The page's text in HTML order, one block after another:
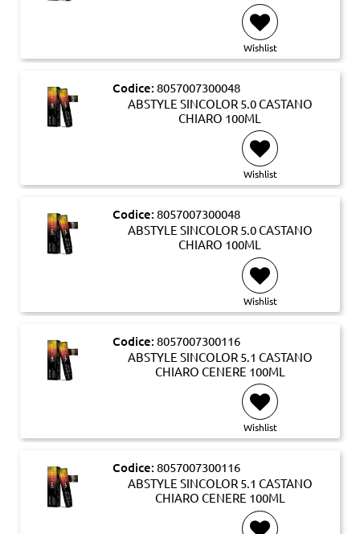
Wishlist
Codice: 8057007300048
ABSTYLE SINCOLOR 5.0 CASTANO
CHIARO 100ML
Wishlist
Codice: 8057007300048
ABSTYLE SINCOLOR 5.0 CASTANO
CHIARO 100ML
Wishlist
Codice: 8057007300116
ABSTYLE SINCOLOR 5.1 CASTANO
CHIARO CENERE 100ML
Wishlist
Codice: 8057007300116
ABSTYLE SINCOLOR 5.1 CASTANO
CHIARO CENERE 100ML